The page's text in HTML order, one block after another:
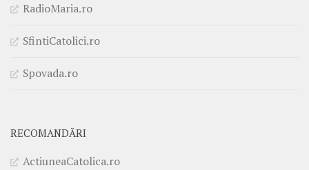
RadioMaria.ro
SfintiCatolici.ro
Spovada.ro
RECOMANDĂRI
ActiuneaCatolica.ro